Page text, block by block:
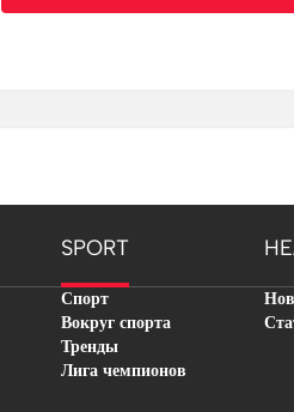
SPORT
Спорт
Вокруг спорта
Тренды
Лига чемпионов